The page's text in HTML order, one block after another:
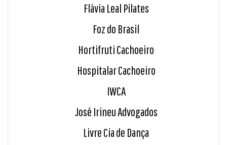
Flávia Leal Pilates
Foz do Brasil
Hortifruti Cachoeiro
Hospitalar Cachoeiro
IWCA
José Irineu Advogados
Livre Cia de Dança